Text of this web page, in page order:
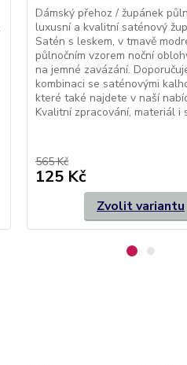
Dámský přehoz / župánek
luxusní a kvalitní saténový
Satén s leskem, v tmavě
půlnočním vzorem noční
na jemné zavázání.
kombinaci se saténovými
které také najdete v naší
Kvalitní zpracování, materiál i
565 Kč
125 Kč
Zvolit variantu